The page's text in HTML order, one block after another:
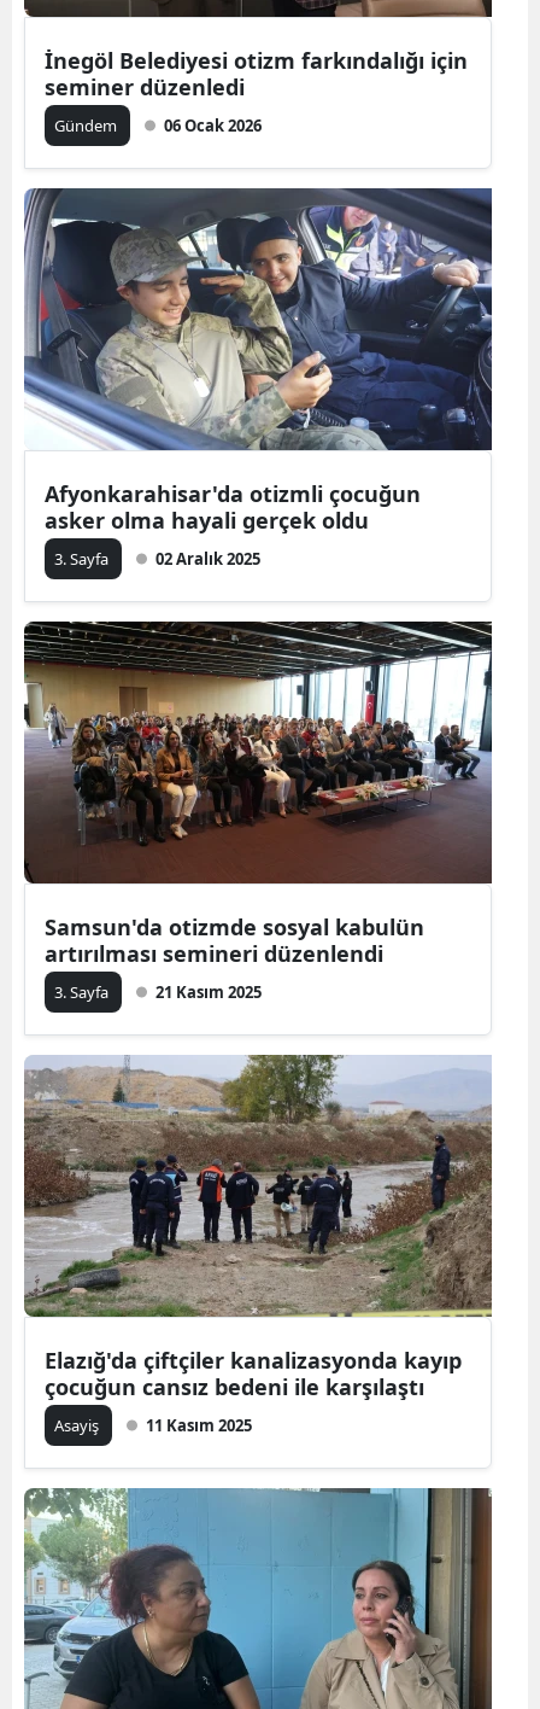
İnegöl Belediyesi otizm farkındalığı için
seminer düzenledi
Gündem 06 Ocak 2026
Afyonkarahisar'da otizmli çocuğun
asker olma hayali gerçek oldu
3. Sayfa 02 Aralık 2025
Samsun'da otizmde sosyal kabulün
artırılması semineri düzenlendi
3. Sayfa 21 Kasım 2025
Elazığ'da çiftçiler kanalizasyonda kayıp
çocuğun cansız bedeni ile karşılaştı
Asayiş 11 Kasım 2025